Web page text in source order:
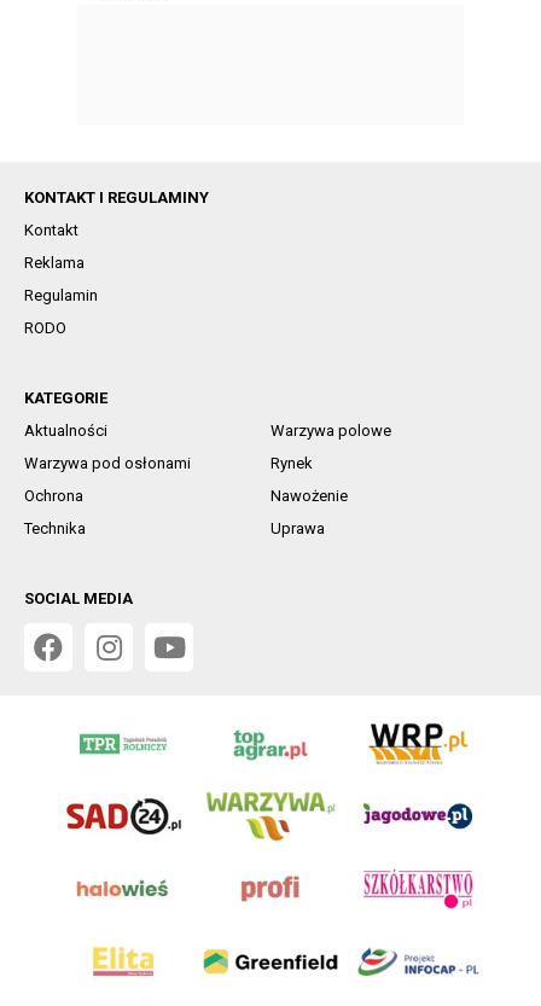
KONTAKT I REGULAMINY
Kontakt
Reklama
Regulamin
RODO
KATEGORIE
Aktualności
Warzywa polowe
Warzywa pod osłonami
Rynek
Ochrona
Nawożenie
Technika
Uprawa
SOCIAL MEDIA